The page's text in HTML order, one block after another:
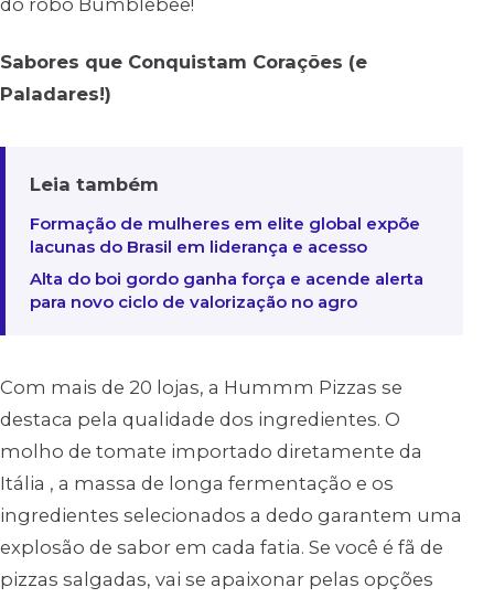
do robô Bumblebee!
Sabores que Conquistam Corações (e
Paladares!)
Leia também
Formação de mulheres em elite global expõe
lacunas do Brasil em liderança e acesso
Alta do boi gordo ganha força e acende alerta
para novo ciclo de valorização no agro
Com mais de 20 lojas, a Hummm Pizzas se
destaca pela qualidade dos ingredientes. O
molho de tomate importado diretamente da
Itália , a massa de longa fermentação e os
ingredientes selecionados a dedo garantem uma
explosão de sabor em cada fatia. Se você é fã de
pizzas salgadas, vai se apaixonar pelas opções